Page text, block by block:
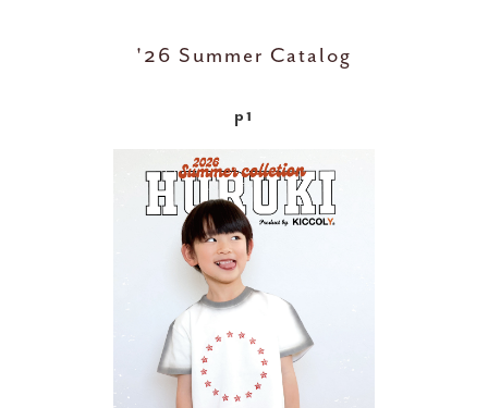
'26 Summer Catalog
p1